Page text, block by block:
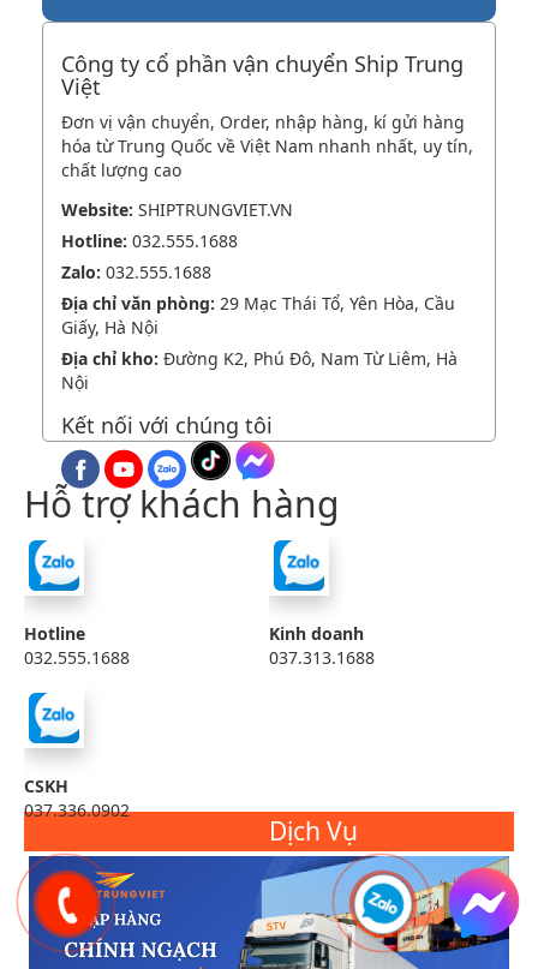
Công ty cổ phần vận chuyển Ship Trung
Việt
Đơn vị vận chuyển, Order, nhập hàng, kí gửi hàng
hóa từ Trung Quốc về Việt Nam nhanh nhất, uy tín,
chất lượng cao
Website: SHIPTRUNGVIET.VN
Hotline: 032.555.1688
Zalo: 032.555.1688
Địa chỉ văn phòng: 29 Mạc Thái Tổ, Yên Hòa, Cầu
Giấy, Hà Nội
Địa chỉ kho: Đường K2, Phú Đô, Nam Từ Liêm, Hà
Nội
Kết nối với chúng tôi
Hỗ trợ khách hàng
Hotline
032.555.1688
Kinh doanh
037.313.1688
CSKH
037.336.0902
Dịch Vụ